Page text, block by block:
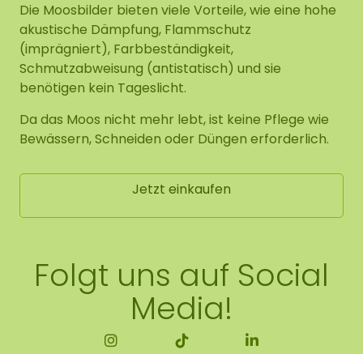
Die Moosbilder bieten viele Vorteile, wie eine hohe
akustische Dämpfung, Flammschutz
(imprägniert), Farbbeständigkeit,
Schmutzabweisung (antistatisch) und sie
benötigen kein Tageslicht.
Da das Moos nicht mehr lebt, ist keine Pflege wie
Bewässern, Schneiden oder Düngen erforderlich.
Jetzt einkaufen
Folgt uns auf Social
Media!